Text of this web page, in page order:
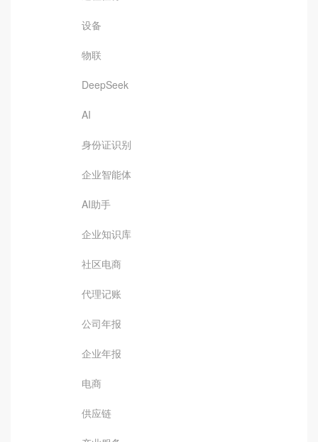
设备
物联
DeepSeek
AI
身份证识别
企业智能体
AI助手
企业知识库
社区电商
代理记账
公司年报
企业年报
电商
供应链